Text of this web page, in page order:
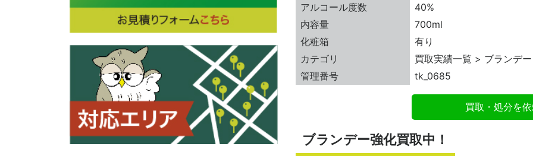
アルコール度数
40%
内容量
700ml
化粧箱
有り
カテゴリ
買取実績一覧 > ブランデー
管理番号
tk_0685
買取・処分を
ブランデー強化買取中！